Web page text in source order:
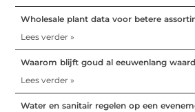
Wholesale plant data voor betere
Lees verder »
Waarom blijft goud al eeuwenlang
Lees verder »
Water en sanitair regelen op een